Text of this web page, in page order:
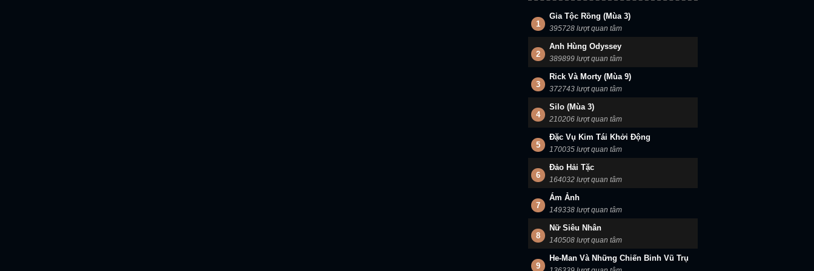
1
Gia Tộc Rồng (Mùa 3)
395728 lượt quan tâm
2
Anh Hùng Odyssey
389899 lượt quan tâm
3
Rick Và Morty (Mùa 9)
372743 lượt quan tâm
4
Silo (Mùa 3)
210206 lượt quan tâm
5
Đặc Vụ Kim Tái Khởi Động
170035 lượt quan tâm
6
Đảo Hải Tặc
164032 lượt quan tâm
7
Ám Ảnh
149338 lượt quan tâm
8
Nữ Siêu Nhân
140508 lượt quan tâm
9
He-Man Và Những Chiến Binh Vũ Trụ